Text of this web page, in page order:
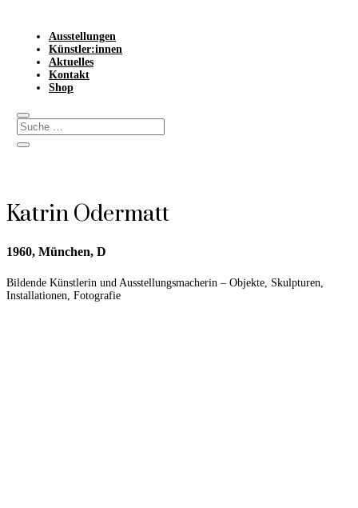
Ausstellungen
Künstler:innen
Aktuelles
Kontakt
Shop
Katrin Odermatt
1960, München, D
Bildende Künstlerin und Ausstellungsmacherin – Objekte, Skulpturen,
Installationen, Fotografie